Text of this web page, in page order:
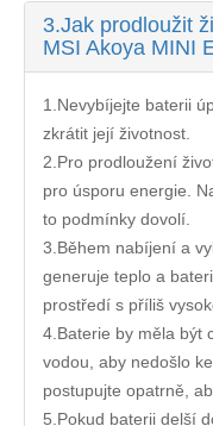
3.Jak prodloužit
MSI Akoya MINI
1.Nevybíjejte baterii
zkrátit její životnost.
2.Pro prodloužení
pro úsporu energie.
to podmínky dovolí.
3.Během nabíjení a
generuje teplo a
prostředí s příliš
4.Baterie by měla být
vodou, aby nedošlo
postupujte opatrně,
5.Pokud baterii delší